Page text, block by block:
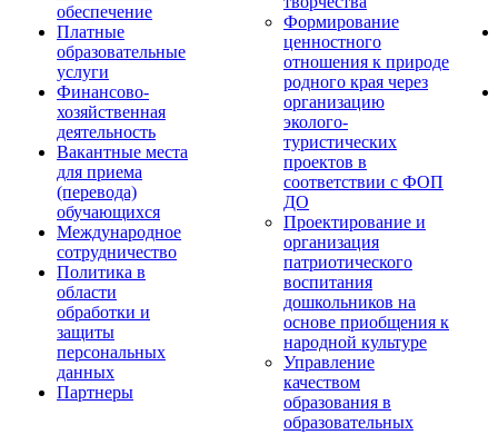
обеспечение
Платные
образовательные
услуги
Финансово-
хозяйственная
деятельность
Вакантные места
для приема
(перевода)
обучающихся
Международное
сотрудничество
Политика в
области
обработки и
защиты
персональных
данных
Партнеры
Формирование
ценностного
отношения к природе
родного края через
организацию
эколого-
туристических
проектов в
соответствии с ФОП
ДО
Проектирование и
организация
патриотического
воспитания
дошкольников на
основе приобщения к
народной культуре
Управление
качеством
образования в
образовательных